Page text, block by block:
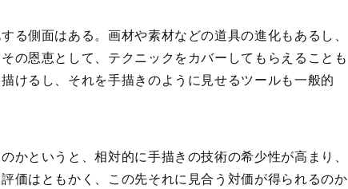
る側面はある。画材や素材などの道具の進化もあるし、
の恩恵として、テクニックをカバーしてもらえることも
けるし、それを手描きのように見せるツールも一般的
かというと、相対的に手描きの技術の希少性が高まり、
価はともかく、この先それに見合う対価が得られるのか